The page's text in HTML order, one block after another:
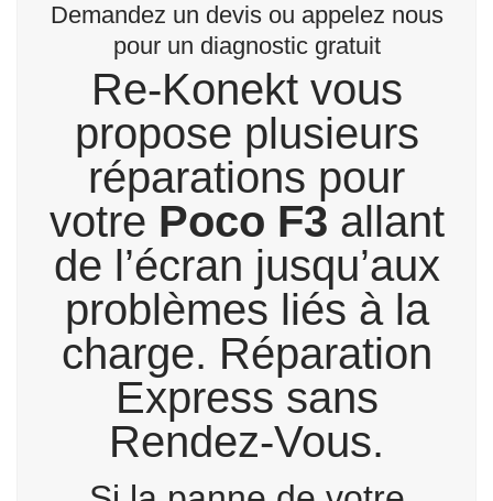
Demandez un devis ou appelez nous
pour un diagnostic gratuit
Re-Konekt vous
propose plusieurs
réparations pour
votre Poco F3 allant
de l’écran jusqu’aux
problèmes liés à la
charge. Réparation
Express sans
Rendez-Vous.